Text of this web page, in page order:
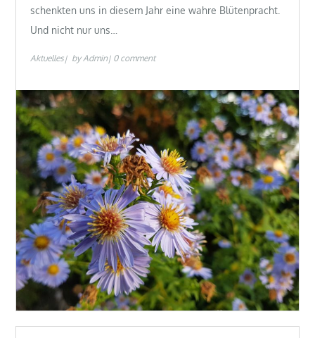
schenkten uns in diesem Jahr eine wahre Blütenpracht.
Und nicht nur uns…
Aktuelles byAdmin 0 comment